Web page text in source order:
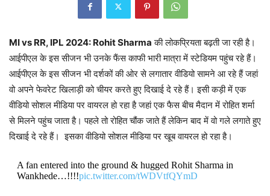
MI vs RR, IPL 2024: Rohit Sharma की लोकप्रियता बढ़ती जा रही है।
आईपीएल के इस सीजन भी उनके फैंस काफी भारी मात्रा में स्टेडियम पहुंच रहे हैं।
आईपीएल के इस सीजन भी दर्शकों की ओर से लगातार वीडियो सामने आ रहे हैं जहां
वो अपने फेवरेट खिलाड़ी को चीयर करते हुए दिखाई दे रहे हैं। इसी कड़ी में एक
वीडियो सोशल मीडिया पर वायरल हो रहा है जहां एक फैस बीच मैदान में रोहित शर्मा
से मिलने पहुंच जाता है। पहले तो रोहित चौंक जाते हैं लेकिन बाद में वो गले लगाते हुए
दिखाई दे रहे हैं। इसका वीडियो सोशल मीडिया पर खूब वायरल हो रहा है।
A fan entered into the ground & hugged Rohit Sharma in
Wankhede…!!!!pic.twitter.com/tWDVtfQYmD